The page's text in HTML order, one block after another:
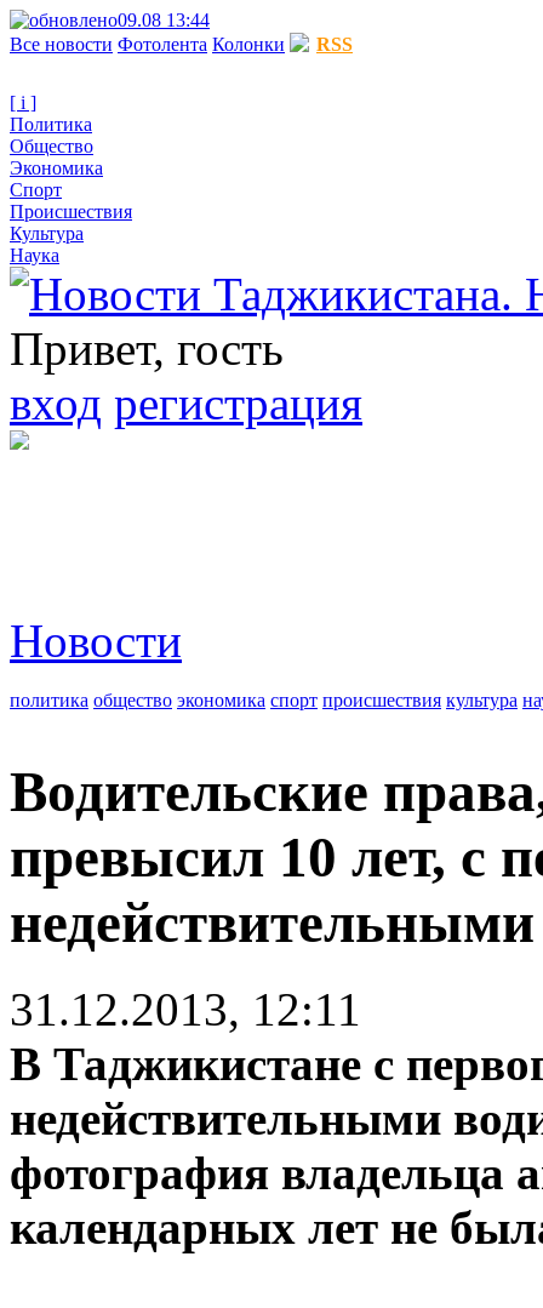
09.08 13:44
Все новости Фотолента Колонки RSS
[ i ]
Политика
Общество
Экономика
Спорт
Происшествия
Культура
Наука
Привет, гость
вход регистрация
Новости
политика общество экономика спорт происшествия культура
Водительские
превысил 10 лет, с
недействительными
31.12.2013, 12:11
В Таджикистане с
недействительными
фотография владельца
календарных лет не